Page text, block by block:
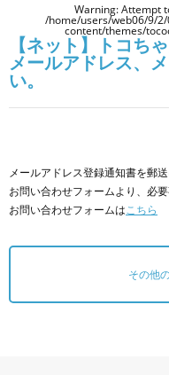
Warning: Attempt
/home/users/web06/9/
content/themes/
【ネット】トコち
メールアドレス、
い。
メールアドレス登録通知書を郵送
お問い合わせフォームより、必
お問い合わせフォームはこちら
その他